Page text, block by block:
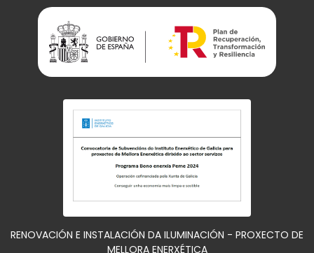
RENOVACIÓN E INSTALACIÓN DA ILUMINACIÓN - PROXECTO DE
MELLORA ENERXÉTICA